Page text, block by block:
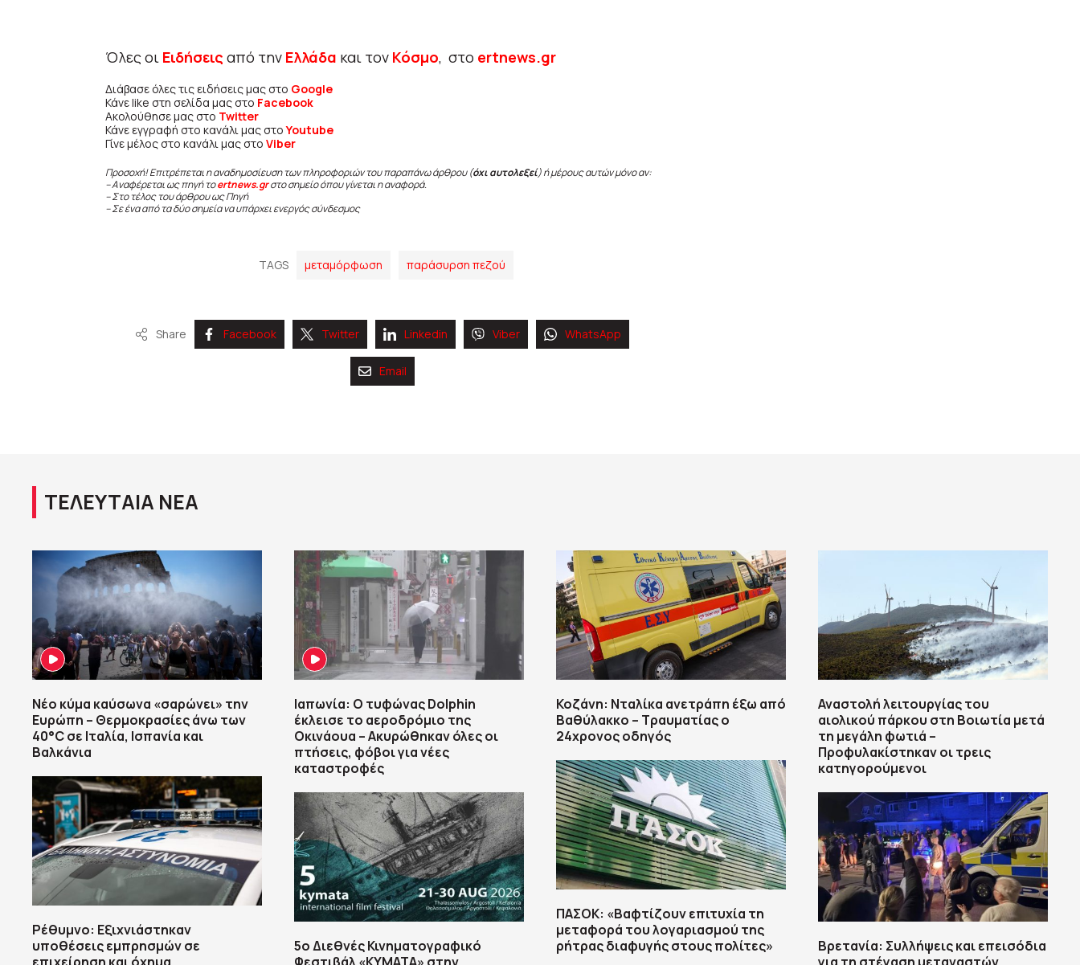
Όλες οι Ειδήσεις από την Ελλάδα και τον Κόσμο, στο ertnews.gr
Διάβασε όλες τις ειδήσεις μας στο Google
Κάνε like στη σελίδα μας στο Facebook
Ακολούθησε μας στο Twitter
Κάνε εγγραφή στο κανάλι μας στοYoutube
Γίνε μέλος στο κανάλι μας στο Viber
Προσοχή! Επιτρέπεται η αναδημοσίευση των πληροφοριών του παραπάνω άρθρου (όχι αυτολεξεί) ή μέρους αυτών μόνο αν:
– Αναφέρεται ως πηγή τοertnews.gr στο σημείο όπου γίνεται η αναφορά.
– Στο τέλος του άρθρου ως Πηγή
– Σε ένα από τα δύο σημεία να υπάρχει ενεργός σύνδεσμος
TAGS μεταμόρφωση παράσυρση πεζού
Share Facebook Twitter Linkedin Viber WhatsApp
Email
ΤΕΛΕΥΤΑΙΑ ΝΕΑ
Νέο κύμα καύσωνα «σαρώνει» την
Ευρώπη – Θερμοκρασίες άνω των
40°C σε Ιταλία, Ισπανία και
Βαλκάνια
Ρέθυμνο: Εξιχνιάστηκαν
υποθέσεις εμπρησμών σε
Ιαπωνία: Ο τυφώνας Dolphin
έκλεισε το αεροδρόμιο της
Οκινάουα – Ακυρώθηκαν όλες οι
πτήσεις, φόβοι για νέες
καταστροφές
5ο Διεθνές Κινηματογραφικό
Κοζάνη: Νταλίκα ανετράπη έξω από
Βαθύλακκο – Τραυματίας ο
24χρονος οδηγός
ΠΑΣΟΚ: «Βαφτίζουν επιτυχία τη
μεταφορά του λογαριασμού της
ρήτρας διαφυγής στους πολίτες»
Αναστολή λειτουργίας του
αιολικού πάρκου στη Βοιωτία μετά
τη μεγάλη φωτιά –
Προφυλακίστηκαν οι τρεις
κατηγορούμενοι
Βρετανία: Συλλήψεις και επεισόδια